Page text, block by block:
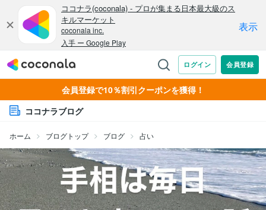
会員登録で10％割引クーポンを獲得！
ココナラブログ
ホーム ブログトップ ブログ 占い